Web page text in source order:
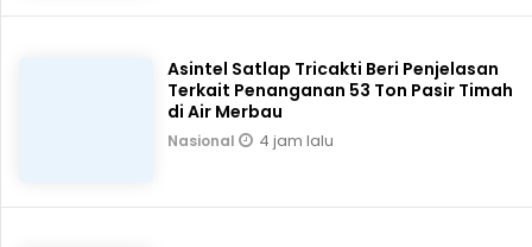
Asintel Satlap Tricakti Beri Penjelasan
Terkait Penanganan 53 Ton Pasir Timah
di Air Merbau
Nasional 4 jam lalu